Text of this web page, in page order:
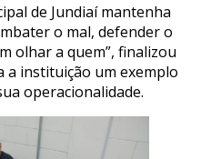
de Jundiaí mantenha
o mal, defender o
olhar a quem”, finalizou
a instituição um exemplo
operacionalidade.